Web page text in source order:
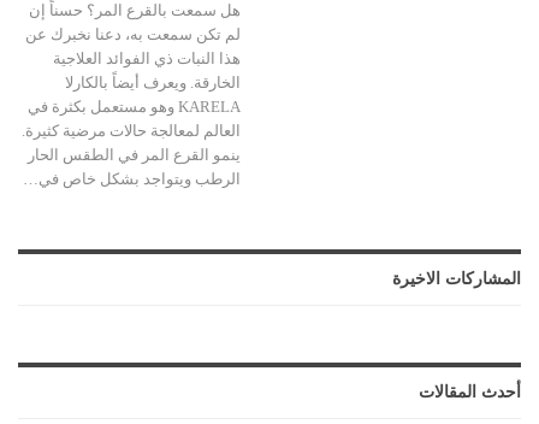
هل سمعت بالقرع المر؟ حسناً إن
لم تكن سمعت به، دعنا نخبرك عن
هذا النبات ذي الفوائد العلاجية
الخارقة. ويعرف أيضاً بالكارلا
KARELA وهو مستعمل بكثرة في
العالم لمعالجة حالات مرضية كثيرة.
ينمو القرع المر في الطقس الحار
الرطب ويتواجد بشكل خاص في…
المشاركات الاخيرة
أحدث المقالات